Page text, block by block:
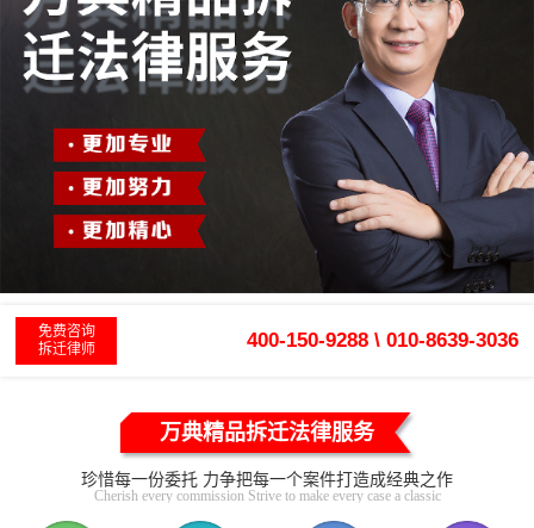
免费咨询
拆迁律师
400-150-9288 \ 010-8639-3036
万典精品拆迁法律服务
珍惜每一份委托 力争把每一个案件打造成经典之作
Cherish every commission Strive to make every case a classic